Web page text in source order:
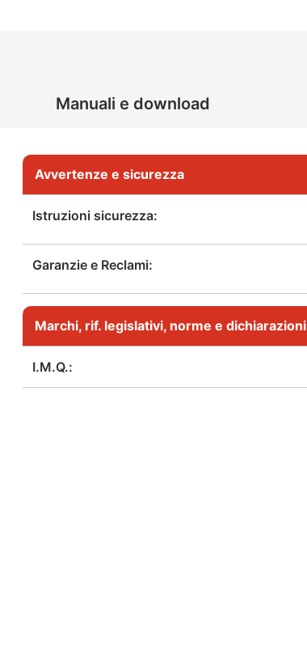
Manuali e download
Avvertenze e sicurezza
Istruzioni sicurezza:
Garanzie e Reclami:
Marchi, rif. legislativi, norme e dichiarazioni
I.M.Q.: